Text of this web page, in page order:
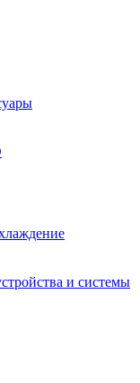
и системы